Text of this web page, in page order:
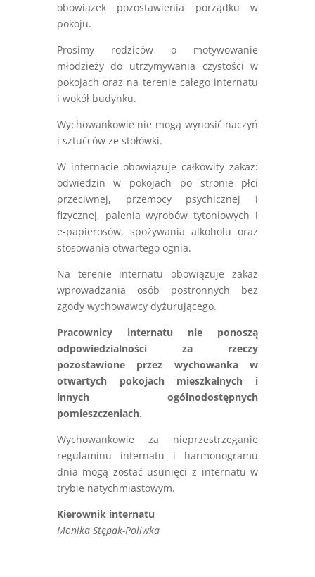
obowiązek pozostawienia porządku w
pokoju.
Prosimy rodziców o motywowanie
młodzieży do utrzymywania czystości w
pokojach oraz na terenie całego internatu
i wokół budynku.
Wychowankowie nie mogą wynosić naczyń
i sztućców ze stołówki.
W internacie obowiązuje całkowity zakaz:
odwiedzin w pokojach po stronie płci
przeciwnej, przemocy psychicznej i
fizycznej, palenia wyrobów tytoniowych i
e-papierosów, spożywania alkoholu oraz
stosowania otwartego ognia.
Na terenie internatu obowiązuje zakaz
wprowadzania osób postronnych bez
zgody wychowawcy dyżurującego.
Pracownicy internatu nie ponoszą
odpowiedzialności za rzeczy
pozostawione przez wychowanka w
otwartych pokojach mieszkalnych i
innych ogólnodostępnych
pomieszczeniach.
Wychowankowie za nieprzestrzeganie
regulaminu internatu i harmonogramu
dnia mogą zostać usunięci z internatu w
trybie natychmiastowym.
Kierownik internatu
Monika Stępak-Poliwka